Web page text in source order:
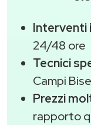
Interventi
24/48 ore
Tecnici
Campi
Prezzi
rapporto